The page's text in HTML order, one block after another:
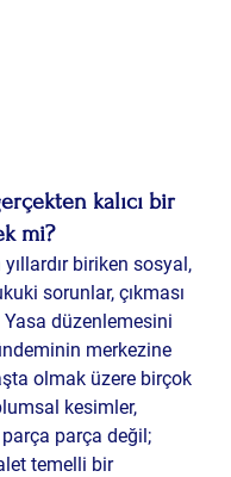
mi?
biriken sosyal,
sorunlar, çıkması
düzenlemesini
merkezine
olmak üzere birçok
kesimler,
parça parça değil;
temelli bir